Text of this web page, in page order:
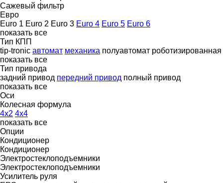
Сажевый фильтр
Евро
Euro 1 Euro 2 Euro 3 Euro 4 Euro 5 Euro 6
показать все
Тип КПП
tip-tronic автомат механика полуавтомат роботизированная
показать все
Тип привода
задний привод передний привод полный привод
показать все
Оси
Колесная формула
4x2 4x4
показать все
Опции
Кондиционер
Кондиционер
Электростеклоподъемники
Электростеклоподъемники
Усилитель руля